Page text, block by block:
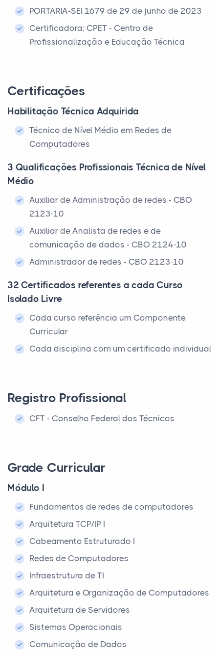
PORTARIA-SEI 1679 de 29 de junho de 2023
Certificadora: CPET - Centro de
Profissionalização e Educação Técnica
Certificações
Habilitação Técnica Adquirida
Técnico de Nível Médio em Redes de
Computadores
3 Qualificações Profissionais Técnica de Nível
Médio
Auxiliar de Administração de redes - CBO
2123-10
Auxiliar de Analista de redes e de
comunicação de dados - CBO 2124-10
Administrador de redes - CBO 2123-10
32 Certificados referentes a cada Curso
Isolado Livre
Cada curso referência um Componente
Curricular
Cada disciplina com um certificado individual
Registro Profissional
CFT - Conselho Federal dos Técnicos
Grade Curricular
Módulo I
Fundamentos de redes de computadores
Arquitetura TCP/IP I
Cabeamento Estruturado I
Redes de Computadores
Infraestrutura de TI
Arquitetura e Organização de Computadores
Arquitetura de Servidores
Sistemas Operacionais
Comunicação de Dados